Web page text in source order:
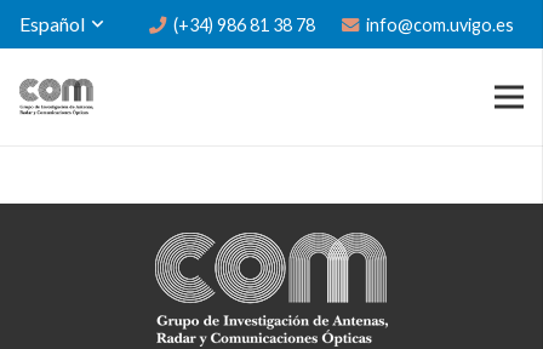
Español (+34) 986 81 38 78 info@com.uvigo.es